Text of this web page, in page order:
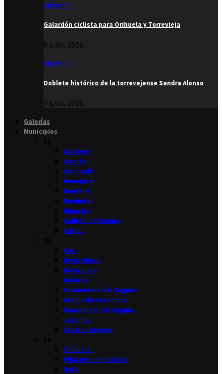
Ciclismo
Galardón ciclista para Orihuela y Torrevieja
8 julio, 2026
Ciclismo
Doblete histórico de la torrevejense Sandra Alonso
7 julio, 2026
Galerías
Municipios
Albatera
Algorfa
Almoradí
Benejúzar
Benferri
Benijófar
Bigastro
Callosa de Segura
Catral
Cox
Daya Nueva
Daya Vieja
Dolores
Formentera del Segura
Granja de Rocamora
Guardamar del Segura
Jacarilla
Los Montesinos
Orihuela
Pilar de la Horadada
Rafal